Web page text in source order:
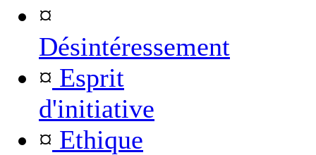
¤
Désintéressement
¤ Esprit
d'initiative
¤ Ethique